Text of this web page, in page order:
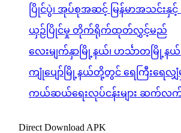
ပြိုင်ပွဲ၊ အုပ်စုအဆင့် မြန်မာအသင်းနှ
ယှဉ်ပြိုင်မှု တိုက်ရိုက်ထုတ်လွှင့်မည်
လေးမျက်နှာမြို့နယ်၊ ဟင်္သာတမြို့န
ကျုံပျော်မြို့နယ်တို့တွင် ရေကြီးရေလျှံ
ကယ်ဆယ်ရေးလုပ်ငန်းများ ဆက်လ
Direct Download APK